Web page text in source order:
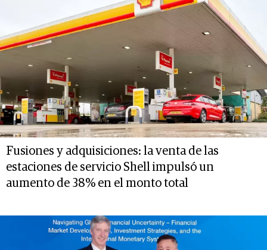
Fusiones y adquisiciones: la venta de las
estaciones de servicio Shell impulsó un
aumento de 38% en el monto total